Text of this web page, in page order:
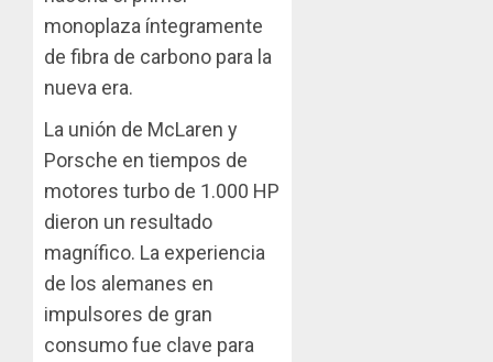
monoplaza íntegramente
de fibra de carbono para la
nueva era.
La unión de McLaren y
Porsche en tiempos de
motores turbo de 1.000 HP
dieron un resultado
magnífico. La experiencia
de los alemanes en
impulsores de gran
consumo fue clave para